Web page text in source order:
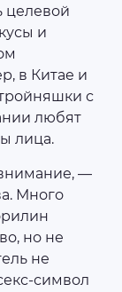
целевой
и
в Китае и
с
любят
лица.
внимание, —
Много
но не
не
символ